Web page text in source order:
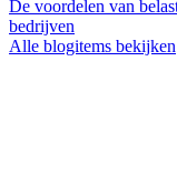
De voordelen van
bedrijven
Alle blogitems bekijken